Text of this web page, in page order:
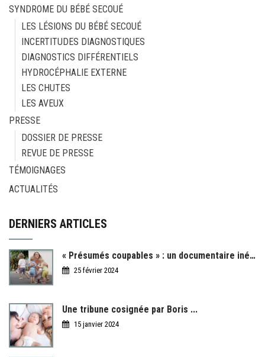
SYNDROME DU BÉBÉ SECOUÉ
LES LÉSIONS DU BÉBÉ SECOUÉ
INCERTITUDES DIAGNOSTIQUES
DIAGNOSTICS DIFFÉRENTIELS
HYDROCÉPHALIE EXTERNE
LES CHUTES
LES AVEUX
PRESSE
DOSSIER DE PRESSE
REVUE DE PRESSE
TÉMOIGNAGES
ACTUALITÉS
DERNIERS ARTICLES
« Présumés coupables » : un documentaire inédit ...
25 février 2024
Une tribune cosignée par Boris ...
15 janvier 2024